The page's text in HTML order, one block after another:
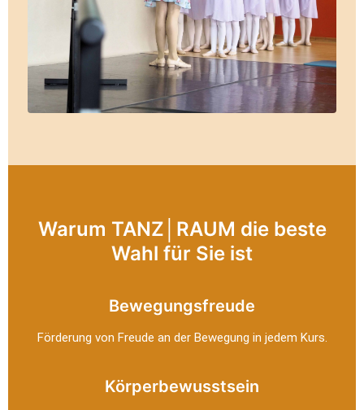
Warum TANZ│RAUM die beste
Wahl für Sie ist
Bewegungsfreude
Förderung von Freude an der Bewegung in jedem Kurs.
Körperbewusstsein